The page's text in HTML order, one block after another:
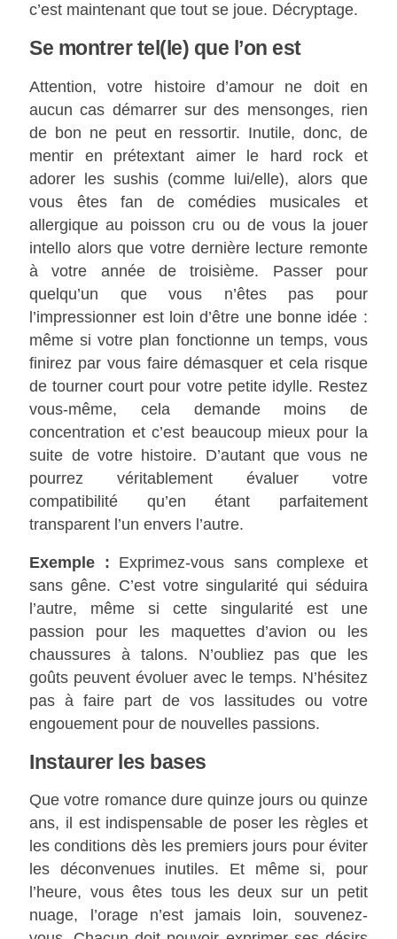
c’est maintenant que tout se joue. Décryptage.
Se montrer tel(le) que l’on est
Attention, votre histoire d’amour ne doit en
aucun cas démarrer sur des mensonges, rien
de bon ne peut en ressortir. Inutile, donc, de
mentir en prétextant aimer le hard rock et
adorer les sushis (comme lui/elle), alors que
vous êtes fan de comédies musicales et
allergique au poisson cru ou de vous la jouer
intello alors que votre dernière lecture remonte
à votre année de troisième. Passer pour
quelqu’un que vous n’êtes pas pour
l’impressionner est loin d’être une bonne idée :
même si votre plan fonctionne un temps, vous
finirez par vous faire démasquer et cela risque
de tourner court pour votre petite idylle. Restez
vous-même, cela demande moins de
concentration et c’est beaucoup mieux pour la
suite de votre histoire. D’autant que vous ne
pourrez véritablement évaluer votre
compatibilité qu’en étant parfaitement
transparent l’un envers l’autre.
Exemple : Exprimez-vous sans complexe et
sans gêne. C’est votre singularité qui séduira
l’autre, même si cette singularité est une
passion pour les maquettes d’avion ou les
chaussures à talons. N’oubliez pas que les
goûts peuvent évoluer avec le temps. N’hésitez
pas à faire part de vos lassitudes ou votre
engouement pour de nouvelles passions.
Instaurer les bases
Que votre romance dure quinze jours ou quinze
ans, il est indispensable de poser les règles et
les conditions dès les premiers jours pour éviter
les déconvenues inutiles. Et même si, pour
l’heure, vous êtes tous les deux sur un petit
nuage, l’orage n’est jamais loin, souvenez-